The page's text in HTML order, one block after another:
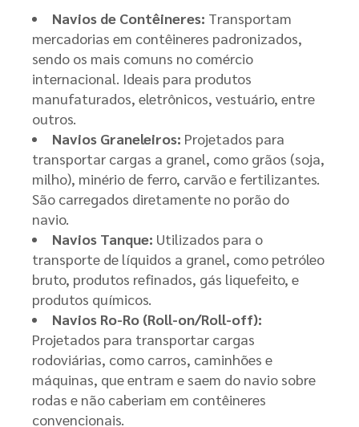
Navios de Contêineres: Transportam
mercadorias em contêineres padronizados,
sendo os mais comuns no comércio
internacional. Ideais para produtos
manufaturados, eletrônicos, vestuário, entre
outros.
Navios Graneleiros: Projetados para
transportar cargas a granel, como grãos (soja,
milho), minério de ferro, carvão e fertilizantes.
São carregados diretamente no porão do
navio.
Navios Tanque: Utilizados para o
transporte de líquidos a granel, como petróleo
bruto, produtos refinados, gás liquefeito, e
produtos químicos.
Navios Ro-Ro (Roll-on/Roll-off):
Projetados para transportar cargas
rodoviárias, como carros, caminhões e
máquinas, que entram e saem do navio sobre
rodas e não caberiam em contêineres
convencionais.